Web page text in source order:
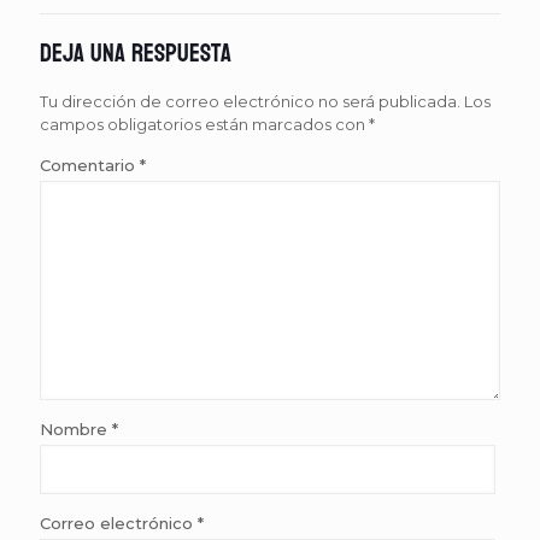
Deja una respuesta
Tu dirección de correo electrónico no será publicada. Los
campos obligatorios están marcados con *
Comentario *
Nombre *
Correo electrónico *